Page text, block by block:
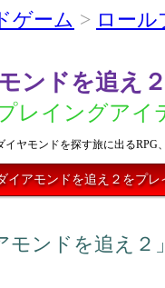
ゲーム > ロー
ンドを追え
レイングアイ
イヤモンドを探す旅に出るRPG
イアモンドを追え２をプレ
ンドを追え２